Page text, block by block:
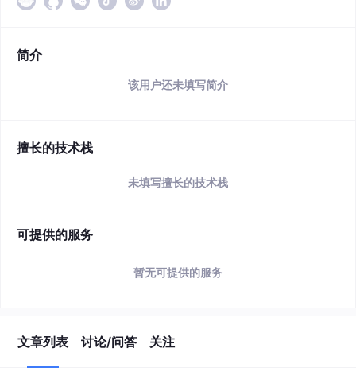
简介
该用户还未填写简介
擅长的技术栈
未填写擅长的技术栈
可提供的服务
暂无可提供的服务
文章列表 讨论/问答 关注